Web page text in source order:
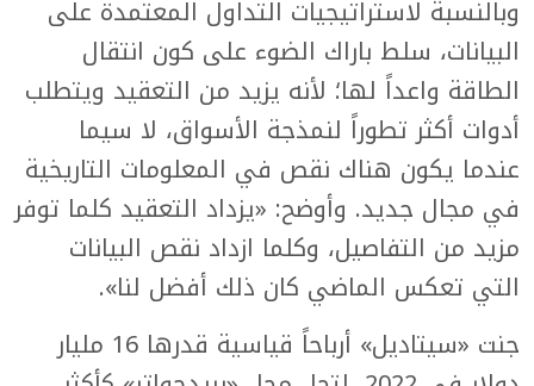
وبالنسبة لاستراتيجيات التداول المعتمدة على
البيانات، سلط باراك الضوء على كون انتقال
الطاقة واعداً لها؛ لأنه يزيد من التعقيد ويتطلب
أدوات أكثر تطوراً لنمذجة الأسواق، لا سيما
عندما يكون هناك نقص في المعلومات التاريخية
في مجال جديد. وأوضح: «يزداد التعقيد كلما توفر
مزيد من التفاصيل، وكلما ازداد نقص البيانات
التي تعكس الماضي كان ذلك أفضل لنا».
جنت «سيتاديل» أرباحاً قياسية قدرها 16 مليار